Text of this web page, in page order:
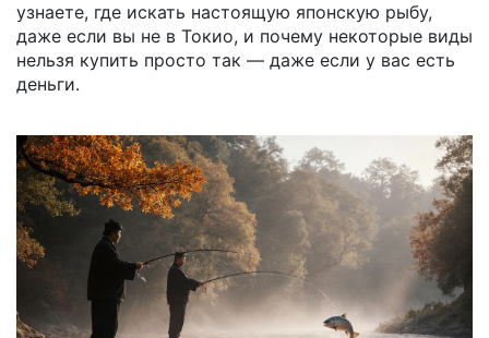
узнаете, где искать настоящую японскую рыбу,
даже если вы не в Токио, и почему некоторые виды
нельзя купить просто так — даже если у вас есть
деньги.